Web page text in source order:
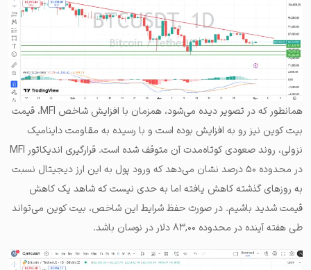
همانطور که در تصویر دیده می‌شود، همزمان با افزایش شاخص MFI، قیمت
بیت کوین نیز رو به افزایش بوده است و با رسیده به مقاومت داینامیک
نزولی، روند صعودی کوتاه‌مدت آن متوقف شده است. قرارگیری اندیکاتور MFI
در محدوده ۵۰ درصد نشان می‌دهد که ورود پول به این ارز دیجیتال نسبت
به روزهای گذشته کاهش یافته اما به حدی نیست که شاهد یک کاهش
قیمت شدید باشیم. در صورت حفظ شرایط این شاخص، بیت کوین می‌تواند
طی هفته آینده در محدوده ۸۳,۰۰ دلار در نوسان باشد.